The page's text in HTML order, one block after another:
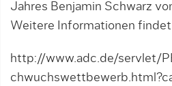
Jahres Benjamin Schwarz
Weitere Informationen findet
http://www.adc.de/servlet/